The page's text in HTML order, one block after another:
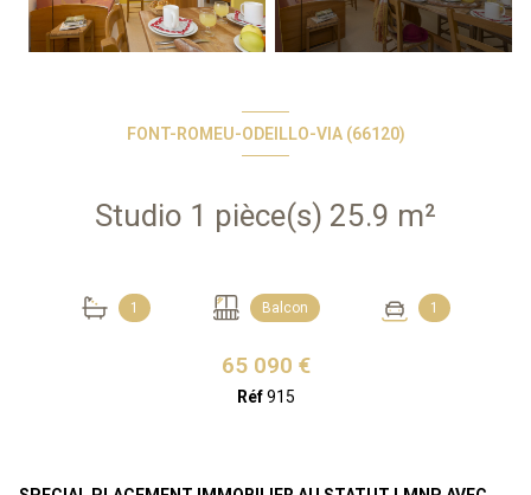
FONT-ROMEU-ODEILLO-VIA (66120)
Studio 1 pièce(s) 25.9 m²
1 Balcon 1
65 090 €
Réf915